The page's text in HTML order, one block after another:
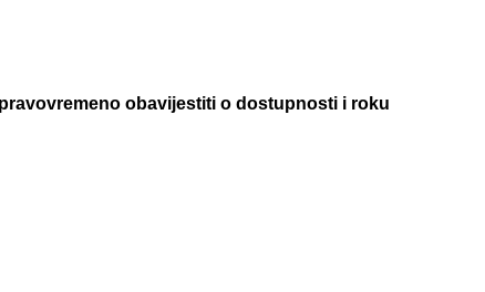
obavijestiti o dostupnosti i roku